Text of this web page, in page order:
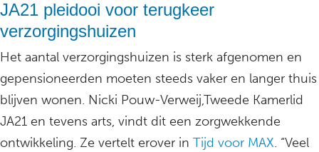
JA21 pleidooi voor terugkeer
verzorgingshuizen
Het aantal verzorgingshuizen is sterk afgenomen en
gepensioneerden moeten steeds vaker en langer thuis
blijven wonen. Nicki Pouw-Verweij,Tweede Kamerlid
JA21 en tevens arts, vindt dit een zorgwekkende
ontwikkeling. Ze vertelt erover in Tijd voor MAX. “Veel